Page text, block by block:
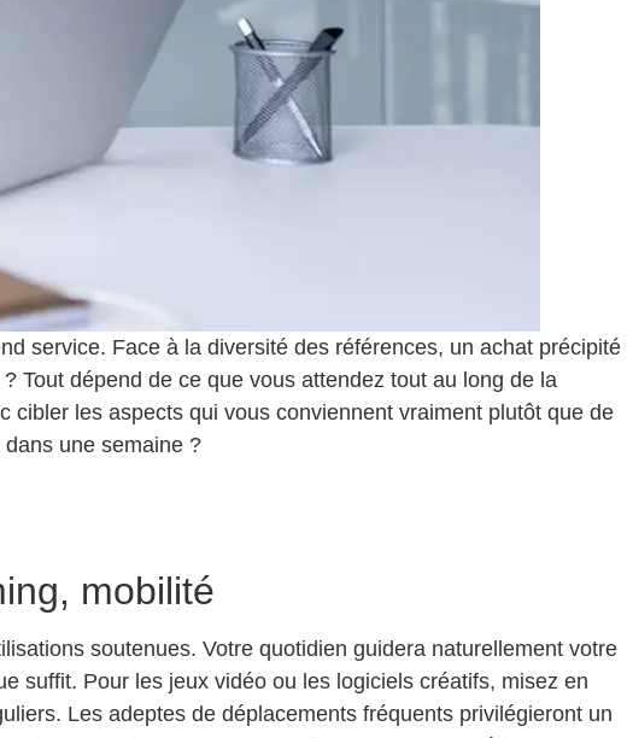
service. Face à la diversité des références, un achat précipité
Tout dépend de ce que vous attendez tout au long de la
les aspects qui vous conviennent vraiment plutôt que de
une semaine ?
mobilité
soutenues. Votre quotidien guidera naturellement votre
suffit. Pour les jeux vidéo ou les logiciels créatifs, misez en
Les adeptes de déplacements fréquents privilégieront un